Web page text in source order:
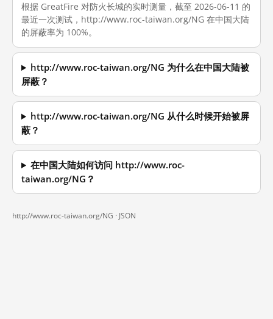
根据 GreatFire 对防火长城的实时测量，截至 2026-06-11 的
最近一次测试，http://www.roc-taiwan.org/NG 在中国大陆
的屏蔽率为 100%。
http://www.roc-taiwan.org/NG 为什么在中国大陆被
屏蔽？
http://www.roc-taiwan.org/NG 从什么时候开始被屏
蔽？
在中国大陆如何访问 http://www.roc-
taiwan.org/NG？
http://www.roc-taiwan.org/NG · JSON